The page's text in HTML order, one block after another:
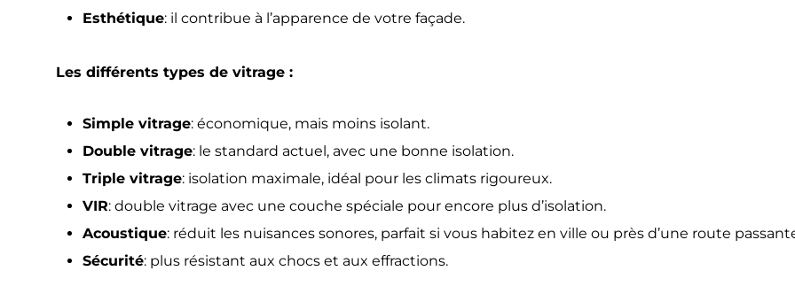
Esthétique: il contribue à l’apparence de votre façade.
Les différents types de vitrage :
Simple vitrage: économique, mais moins isolant.
Double vitrage: le standard actuel, avec une bonne isolation.
Triple vitrage: isolation maximale, idéal pour les climats rigoureux.
VIR: double vitrage avec une couche spéciale pour encore plus d’isolation.
Acoustique: réduit les nuisances sonores, parfait si vous habitez en ville ou près d’une route
Sécurité: plus résistant aux chocs et aux effractions.